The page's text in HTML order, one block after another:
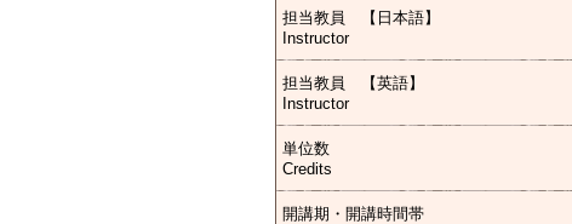
担当教員 【日本語】
Instructor
担当教員 【英語】
Instructor
単位数
Credits
開講期・開講時間帯